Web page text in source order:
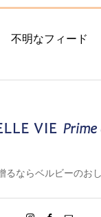
不明なフィード
るならベルビーのお